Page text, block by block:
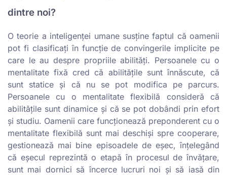
dintre noi?
O teorie a inteligenței umane susține faptul că oamenii
pot fi clasificați în funcție de convingerile implicite pe
care le au despre propriile abilități. Persoanele cu o
mentalitate fixă cred că abilitățile sunt înnăscute, că
sunt statice și că nu se pot modifica pe parcurs.
Persoanele cu o mentalitate flexibilă consideră că
abilitățile sunt dinamice și că se pot dobândi prin efort
și studiu. Oamenii care funcționează preponderent cu o
mentalitate flexibilă sunt mai deschiși spre cooperare,
gestionează mai bine episoadele de eșec, înțelegând
că eșecul reprezintă o etapă în procesul de învățare,
sunt mai dornici să încerce lucruri noi și să iasă din